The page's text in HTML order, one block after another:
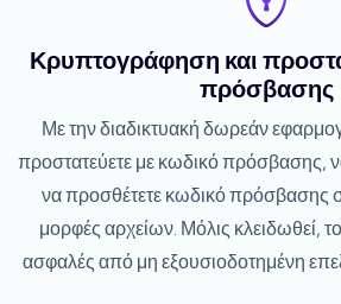
Κρυπτογράφηση και
πρόσβασης
Με την διαδικτυακή δωρεάν
προστατεύετε με κωδικό πρόσβασης,
να προσθέτετε κωδικό πρόσβασης
μορφές αρχείων. Μόλις κλειδωθεί, το
ασφαλές από μη εξουσιοδοτημένη